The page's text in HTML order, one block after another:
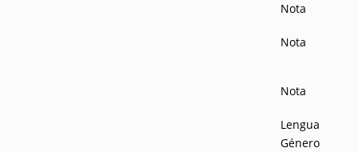
Nota
Nota
Nota
Lengua
Género